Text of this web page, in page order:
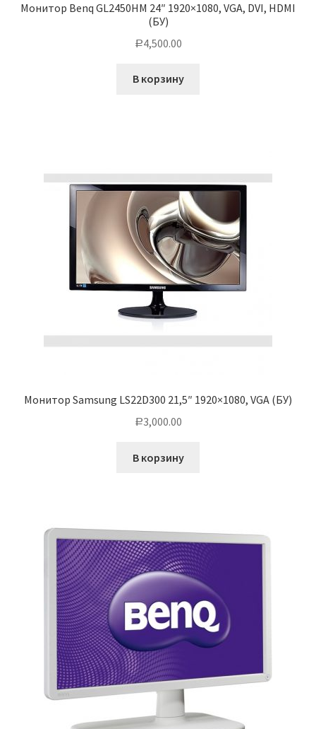
Монитор Benq GL2450HM 24″ 1920×1080, VGA, DVI, HDMI
(БУ)
Р4,500.00
В корзину
Монитор Samsung LS22D300 21,5″ 1920×1080, VGA (БУ)
Р3,000.00
В корзину